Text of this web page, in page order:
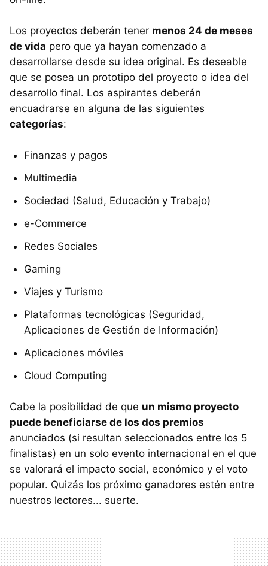
Los proyectos deberán tener menos 24 de meses
de vida pero que ya hayan comenzado a
desarrollarse desde su idea original. Es deseable
que se posea un prototipo del proyecto o idea del
desarrollo final. Los aspirantes deberán
encuadrarse en alguna de las siguientes
categorías:
Finanzas y pagos
Multimedia
Sociedad (Salud, Educación y Trabajo)
e-Commerce
Redes Sociales
Gaming
Viajes y Turismo
Plataformas tecnológicas (Seguridad,
Aplicaciones de Gestión de Información)
Aplicaciones móviles
Cloud Computing
Cabe la posibilidad de que un mismo proyecto
puede beneficiarse de los dos premios
anunciados (si resultan seleccionados entre los 5
finalistas) en un solo evento internacional en el que
se valorará el impacto social, económico y el voto
popular. Quizás los próximo ganadores estén entre
nuestros lectores... suerte.